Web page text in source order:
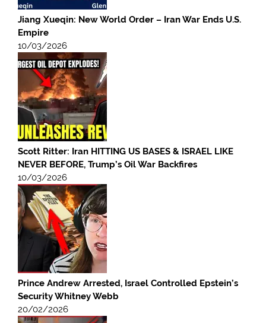
Jiang Xueqin: New World Order – Iran War Ends U.S.
Empire
10/03/2026
Scott Ritter: Iran HITTING US BASES & ISRAEL LIKE
NEVER BEFORE, Trump’s Oil War Backfires
10/03/2026
Prince Andrew Arrested, Israel Controlled Epstein’s
Security Whitney Webb
20/02/2026